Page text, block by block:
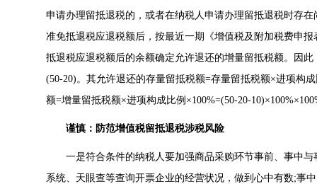
申请办理留抵退税的，或者在纳税人申请办理留抵退税时存
准免抵退税应退税额后，按最近一期《增值税及附加税费申
抵退税应退税额后的余额确定允许退还的增量留抵税额。因
(50-20)。其允许退还的存量留抵税额=存量留抵税额×进项构
额=增量留抵税额×进项构成比例×100%=(50-20-
谨慎：防范增值税留抵退税涉税风险
一是符合条件的纳税人要加强商品采购环节事前、事中与
系统、天眼查等查询开票企业的经营状况，做到心中有数;事